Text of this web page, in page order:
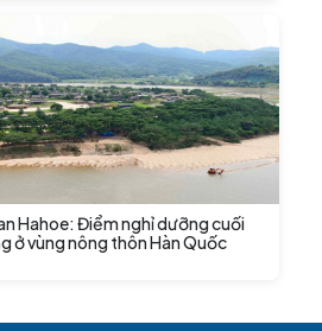
Hahoe: Điểm nghỉ dưỡng cuối
ở vùng nông thôn Hàn Quốc